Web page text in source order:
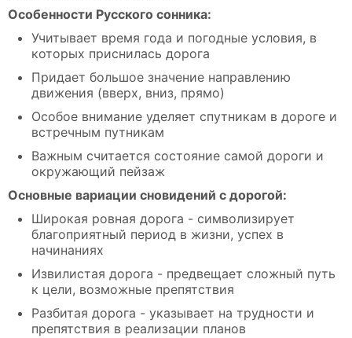
Особенности Русского сонника:
Учитывает время года и погодные условия, в
которых приснилась дорога
Придает большое значение направлению
движения (вверх, вниз, прямо)
Особое внимание уделяет спутникам в дороге и
встречным путникам
Важным считается состояние самой дороги и
окружающий пейзаж
Основные вариации сновидений с дорогой:
Широкая ровная дорога - символизирует
благоприятный период в жизни, успех в
начинаниях
Извилистая дорога - предвещает сложный путь
к цели, возможные препятствия
Разбитая дорога - указывает на трудности и
препятствия в реализации планов